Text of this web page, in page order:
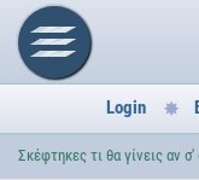
Login
Σκέφτηκες τι θα γίνεις αν